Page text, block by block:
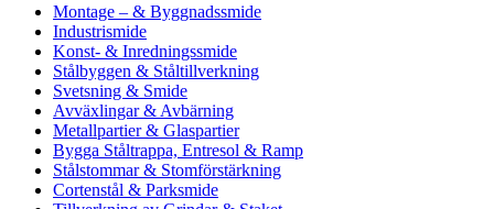
Montage – & Byggnadssmide
Industrismide
Konst- & Inredningssmide
Stålbyggen & Ståltillverkning
Svetsning & Smide
Avväxlingar & Avbärning
Metallpartier & Glaspartier
Bygga Ståltrappa, Entresol & Ramp
Stålstommar & Stomförstärkning
Cortenstål & Parksmide